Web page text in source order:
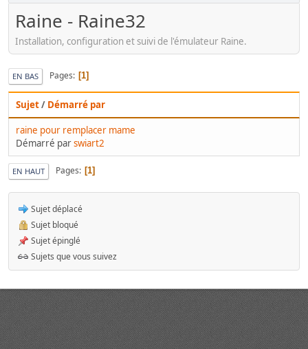
Raine - Raine32
Installation, configuration et suivi de l'émulateur Raine.
EN BAS Pages 1
Sujet/ Démarré par
raine pour remplacer mame
Démarré parswiart2
EN HAUT Pages 1
Sujet déplacé
Sujet bloqué
Sujet épinglé
Sujets que vous suivez